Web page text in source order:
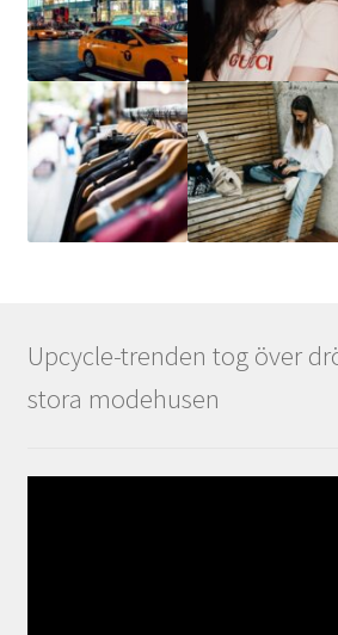
Upcycle-trenden tog över
stora modehusen